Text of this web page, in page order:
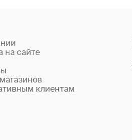
на сайте
клиентам